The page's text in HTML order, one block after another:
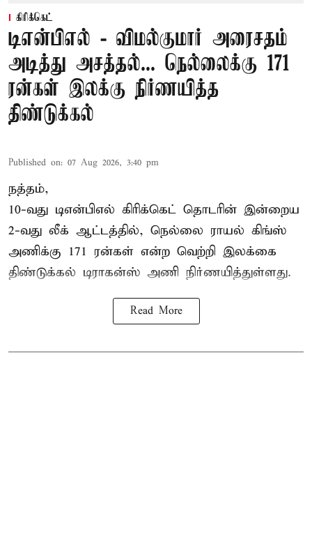
கிரிக்கெட்
டிஎன்பிஎல் - விமல்குமார் அரைசதம்
அடித்து அசத்தல்... நெல்லைக்கு 171
ரன்கள் இலக்கு நிர்ணயித்த
திண்டுக்கல்
Published on: 07 Aug 2026, 3:40 pm
நத்தம்,
10-வது டிஎன்பிஎல் கிரிக்கெட் தொடரின் இன்றைய
2-வது லீக் ஆட்டத்தில், நெல்லை ராயல் கிங்ஸ்
அணிக்கு 171 ரன்கள் என்ற வெற்றி இலக்கை
திண்டுக்கல் டிராகன்ஸ் அணி நிர்ணயித்துள்ளது.
Read More